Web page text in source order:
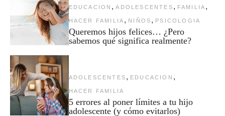
EDUCACION , ADOLESCENTES , FAMILIA ,
HACER FAMILIA , NIÑOS , PSICOLOGIA
Queremos hijos felices… ¿Pero
sabemos qué significa realmente?
ADOLESCENTES , EDUCACION ,
HACER FAMILIA
5 errores al poner límites a tu hijo
adolescente (y cómo evitarlos)